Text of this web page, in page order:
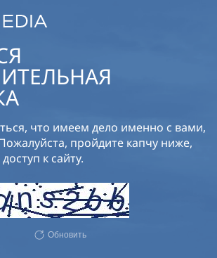
что имеем дело именно с вами,
пройдите капчу ниже,
к сайту.
Обновить